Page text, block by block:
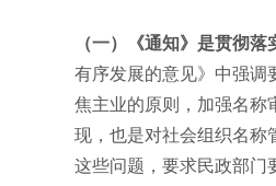
（一）《通知》是贯彻落
有序发展的意见》中强调
焦主业的原则，加强名称
现，也是对社会组织名称
这些问题，要求民政部门